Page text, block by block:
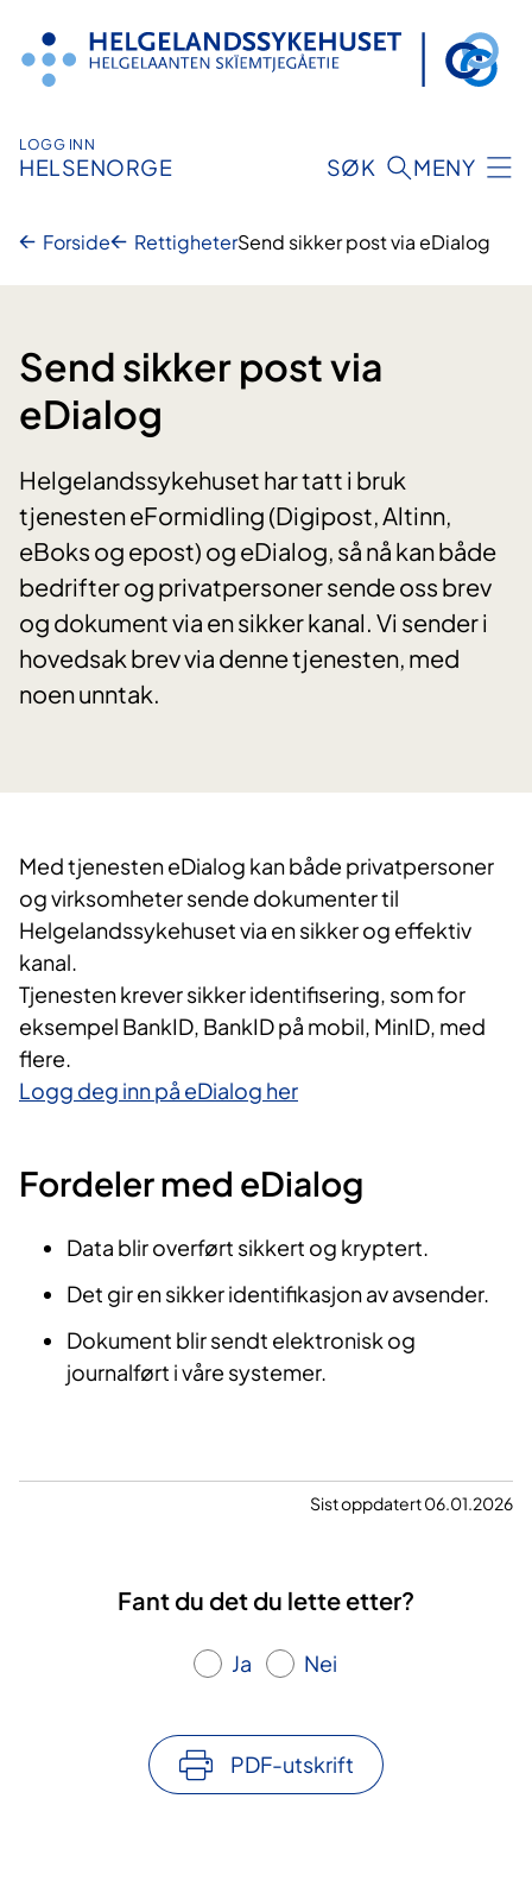
innhold
LOGG INN
HELSENORGE SØK MENY
Forside RettigheterSend sikker post via eDialog
Send sikker post via
eDialog
Helgelandssykehuset har tatt i bruk
tjenesten eFormidling (Digipost, Altinn,
eBoks og epost) og eDialog, så nå kan både
bedrifter og privatpersoner sende oss brev
og dokument via en sikker kanal. Vi sender i
hovedsak brev via denne tjenesten, med
noen unntak.
Med tjenesten eDialog kan både privatpersoner
og virksomheter sende dokumenter til
Helgelandssykehuset via en sikker og effektiv
kanal.
Tjenesten krever sikker identifisering, som for
eksempel BankID, BankID på mobil, MinID, med
flere.
Logg deg inn på eDialog her
Fordeler med eDialog
Data blir overført sikkert og kryptert.
Det gir en sikker identifikasjon av avsender.
Dokument blir sendt elektronisk og
journalført i våre systemer.
Sist oppdatert 06.01.2026
Fant du det du lette etter?
Ja Nei
PDF-utskrift